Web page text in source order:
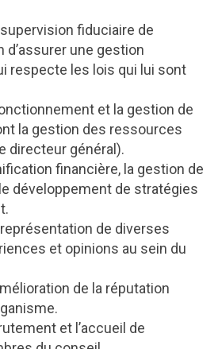
fiduciaire de
d’assurer une gestion
respecte les lois qui lui sont
et la gestion de
la gestion des ressources
directeur général).
financière, la gestion de
développement de stratégies
de diverses
et opinions au sein du
de la réputation
et l’accueil de